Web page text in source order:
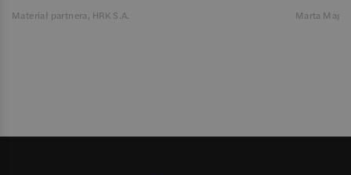
Materiał partnera, HRK S.A. Marta